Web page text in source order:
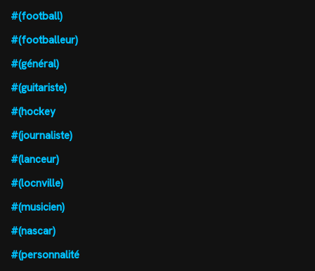
#(football)
#(footballeur)
#(général)
#(guitariste)
#(hockey
#(journaliste)
#(lanceur)
#(locnville)
#(musicien)
#(nascar)
#(personnalité